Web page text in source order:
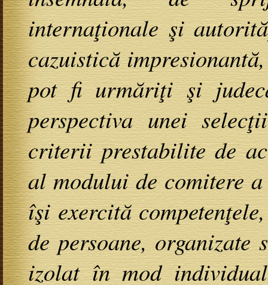
internaţionale şi
cazuistică
pot fi urmăriţi şi
perspectiva unei
criterii prestabilite de
al modului de comitere
îşi exercită
de persoane,
izolat în mod